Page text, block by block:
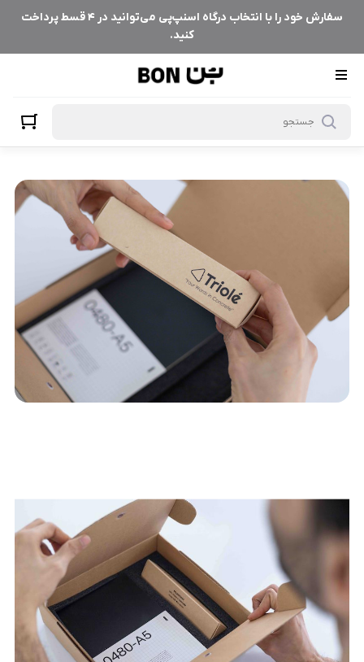
سفارش خود را با انتخاب درگاه اسنپ‌پی می‌توانید در ۴ قسط پرداخت
کنید.